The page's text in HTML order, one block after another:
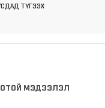
ТҮГЭЭХ
МЭДЭЭЛЭЛ